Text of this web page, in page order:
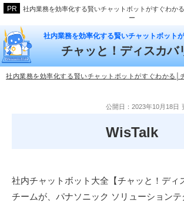
社内業務を効率化する賢いチャットボットがすぐわか
ー
社内業務を効率化する賢いチャットボット
チャッと！ディスカバ
社内業務を効率化する賢いチャットボットがすぐわかる│
公開日：2023年10月18日
WisTalk
社内チャットボット大全【チャッと！ディ
チームが、パナソニック ソリューション